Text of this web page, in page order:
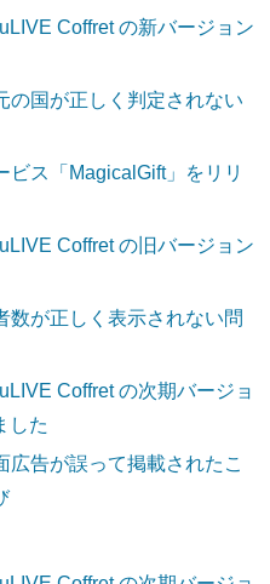
Coffret の新バージョン
の国が正しく判定されない
ビス「MagicalGift」をリリ
Coffret の旧バージョン
数が正しく表示されない問
Coffret の次期バージョ
した
広告が誤って掲載されたこ